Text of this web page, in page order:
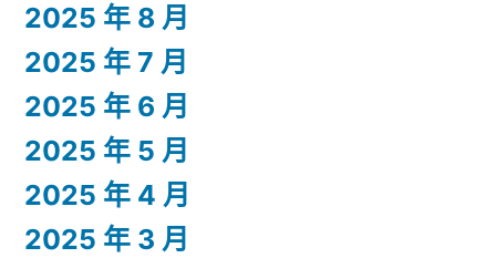
2025 年 8 月
2025 年 7 月
2025 年 6 月
2025 年 5 月
2025 年 4 月
2025 年 3 月